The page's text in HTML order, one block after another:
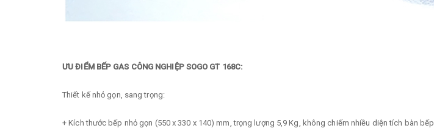
ƯU ĐIỂM BẾP GAS CÔNG NGHIỆP SOGO GT 168C:
Thiết kế nhỏ gọn, sang trọng:
+ Kích thước bếp nhỏ gọn (550 x 330 x 140) mm, trọng lượng 5,9 Kg, không chiếm nhiều diện tích bàn bếp